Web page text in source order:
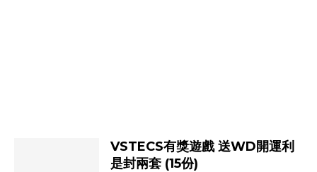
VSTECS有獎遊戲 送WD開運利
是封兩套 (15份)